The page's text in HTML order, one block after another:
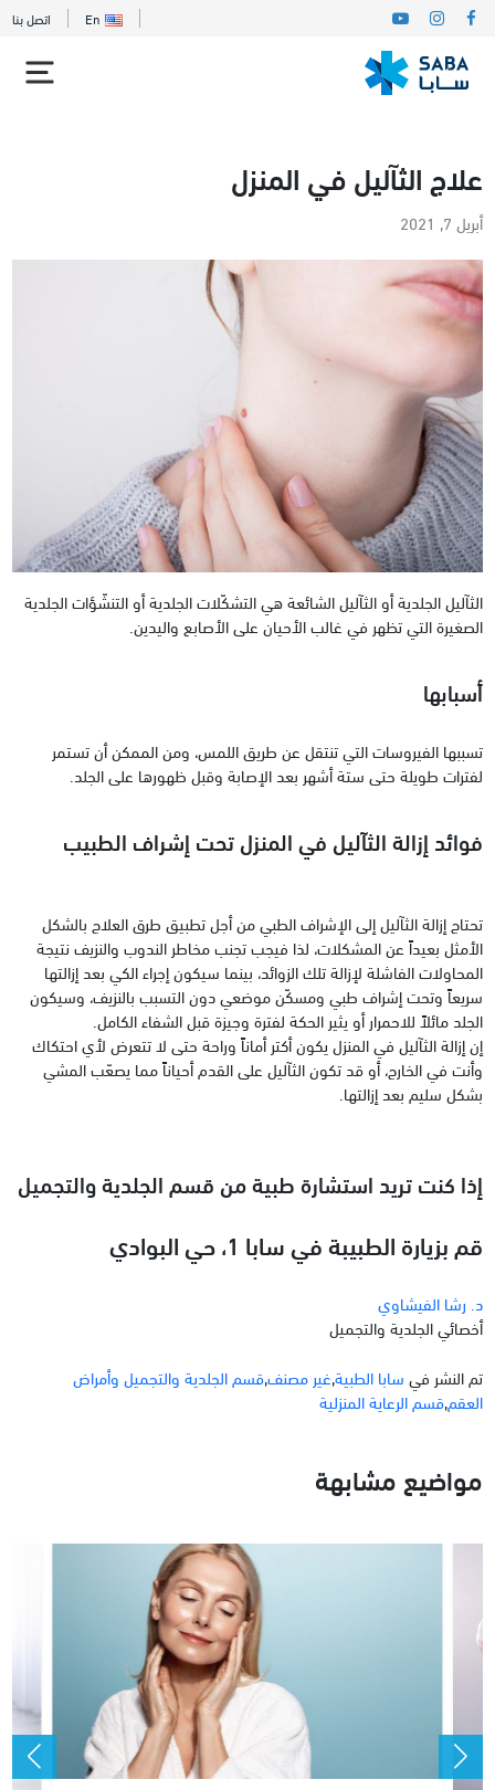
En اتصل بنا
علاج الثآليل في المنزل
أبريل 7, 2021
الثآليل الجلدية أو الثآليل الشائعة هي التشكّلات الجلدية أو التنشّؤات الجلدية
الصغيرة التي تظهر في غالب الأحيان على الأصابع واليدين.
أسبابها
تسببها الفيروسات التي تنتقل عن طريق اللمس، ومن الممكن أن تستمر
لفترات طويلة حتى ستة أشهر بعد الإصابة وقبل ظهورها على الجلد.
فوائد إزالة الثآليل في المنزل تحت إشراف الطبيب
تحتاج إزالة الثآليل إلى الإشراف الطبي من أجل تطبيق طرق العلاج بالشكل
الأمثل بعيداً عن المشكلات، لذا فيجب تجنب مخاطر الندوب والنزيف نتيجة
المحاولات الفاشلة لإزالة تلك الزوائد، بينما سيكون إجراء الكي بعد إزالتها
سريعاً وتحت إشراف طبي ومسكّن موضعي دون التسبب بالنزيف، وسيكون
الجلد مائلاً للاحمرار أو يثير الحكة لفترة وجيزة قبل الشفاء الكامل.
إن إزالة الثآليل في المنزل يكون أكتر أماناً وراحة حتى لا تتعرض لأي احتكاك
وأنت في الخارج، أو قد تكون الثآليل على القدم أحياناً مما يصعّب المشي
بشكل سليم بعد إزالتها.
إذا كنت تريد استشارة طبية من قسم الجلدية والتجميل
قم بزيارة الطبيبة في سابا 1، حي البوادي
د. رشا الفيشاوي
أخصائي الجلدية والتجميل
تم النشر في سابا الطبية,غير مصنف,قسم الجلدية والتجميل وأمراض
العقم,قسم الرعاية المنزلية
مواضيع مشابهة